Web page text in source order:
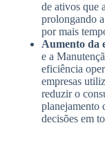
de ativos que
prolongando
por mais
Aumento da
e a
eficiência
empresas
reduzir o
planejamento
decisões em